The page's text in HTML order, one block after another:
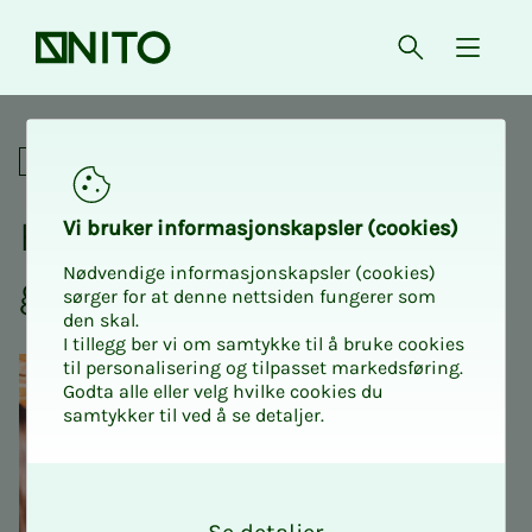
Forsiden Åpne søk
{
Har du en kunstner i
Sosialt
Har du en kunst­­­ner i ma­­­
gen?
Vi bru­­ker in­­for­­ma­­sjons­­kaps­­­ler (cookies)
Nødvendige informasjonskapsler (cookies)
sørger for at denne nettsiden fungerer som
den skal.
I tillegg ber vi om samtykke til å bruke cookies
til personalisering og tilpasset markedsføring.
Godta alle eller velg hvilke cookies du
samtykker til ved å se detaljer.